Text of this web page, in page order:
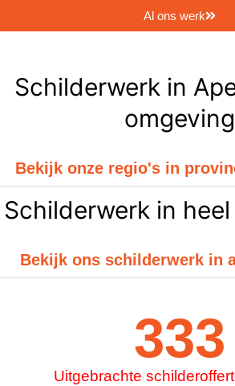
Al ons werk
Schilderwerk in
omgeving
Bekijk onze regio's in
Schilderwerk in
Bekijk ons schilderwerk in
Uitgebrachte
334